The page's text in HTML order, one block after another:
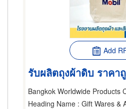
Add
รับผลิตถุงผ้าดิบ ราคา
Bangkok Worldwide Products
Heading Name : Gift Wares &